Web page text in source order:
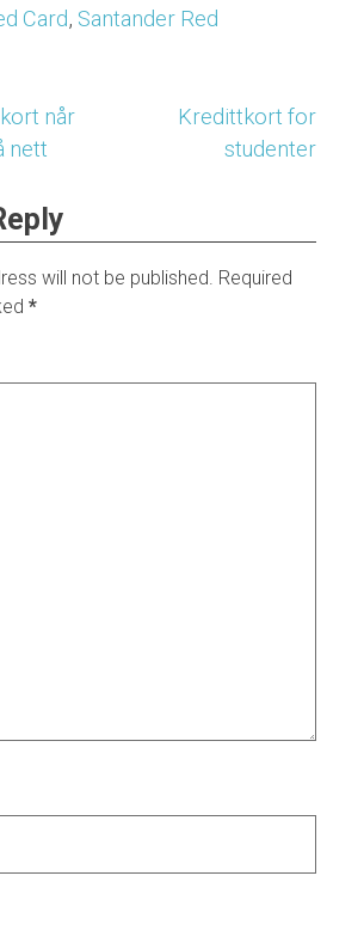
Card, Santander Red
når
nett
Kredittkort for
studenter
will not be published. Required
*